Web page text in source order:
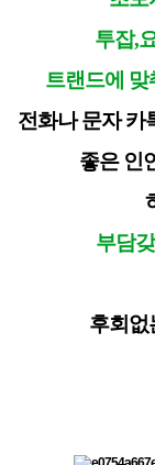
투잡,
트랜드에 맞
전화나 문자 카
좋은 인
부담
후회없